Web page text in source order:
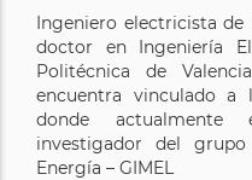
Ingeniero electricista
doctor en Ingeniería
Politécnica de
encuentra vinculado a
donde
investigador del
Energía – GIMEL